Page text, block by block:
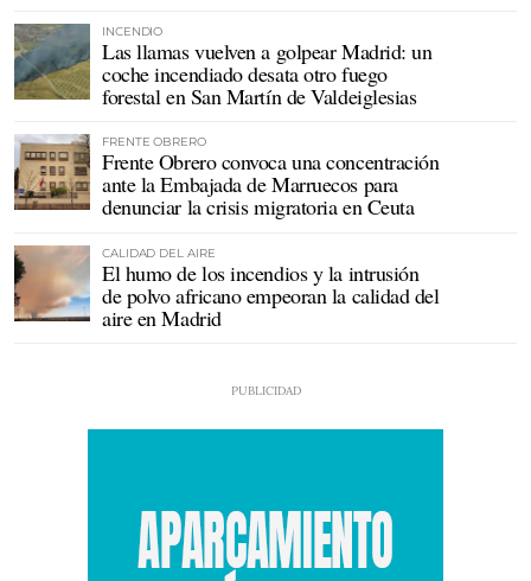
INCENDIO
Las llamas vuelven a golpear Madrid: un
coche incendiado desata otro fuego
forestal en San Martín de Valdeiglesias
FRENTE OBRERO
Frente Obrero convoca una concentración
ante la Embajada de Marruecos para
denunciar la crisis migratoria en Ceuta
CALIDAD DEL AIRE
El humo de los incendios y la intrusión
de polvo africano empeoran la calidad del
aire en Madrid